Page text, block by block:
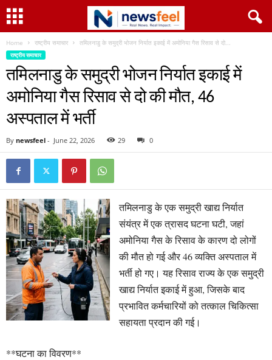
Home राष्ट्रीय समाचार तमिलनाडु के समुद्री भोजन निर्यात इकाई में अमोनिया गैस रिसाव से दो...
राष्ट्रीय समाचार
तमिलनाडु के समुद्री भोजन निर्यात इकाई में
अमोनिया गैस रिसाव से दो की मौत, 46
अस्पताल में भर्ती
By newsfeel - June 22, 2026 29 0
तमिलनाडु के एक समुद्री खाद्य निर्यात
संयंत्र में एक त्रासद घटना घटी, जहां
अमोनिया गैस के रिसाव के कारण दो लोगों
की मौत हो गई और 46 व्यक्ति अस्पताल में
भर्ती हो गए। यह रिसाव राज्य के एक समुद्री
खाद्य निर्यात इकाई में हुआ, जिसके बाद
प्रभावित कर्मचारियों को तत्काल चिकित्सा
सहायता प्रदान की गई।
**घटना का विवरण**